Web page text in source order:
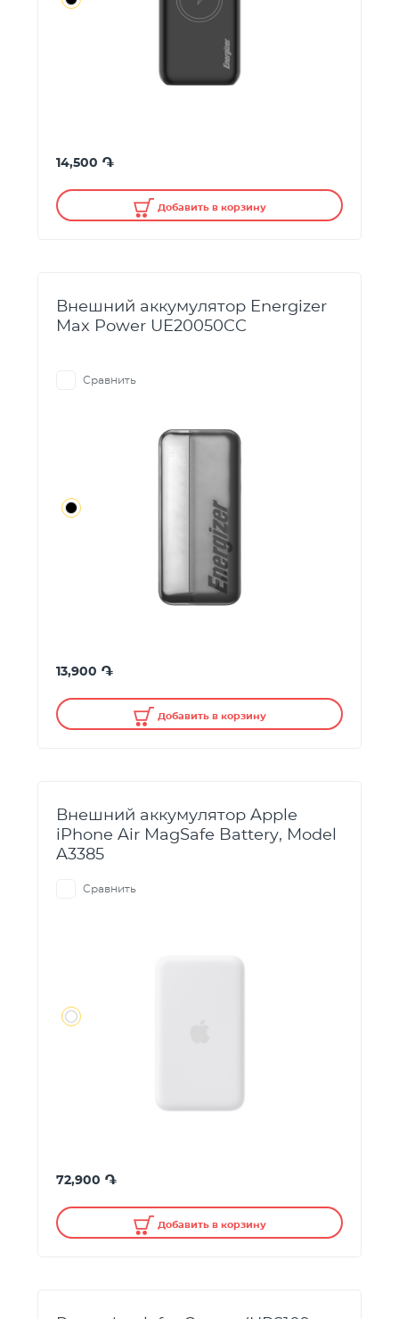
14,500 ֏
Добавить в корзину
Внешний аккумулятор Energizer
Max Power UE20050CC
Сравнить
13,900 ֏
Добавить в корзину
Внешний аккумулятор Apple
iPhone Air MagSafe Battery, Model
A3385
Сравнить
72,900 ֏
Добавить в корзину